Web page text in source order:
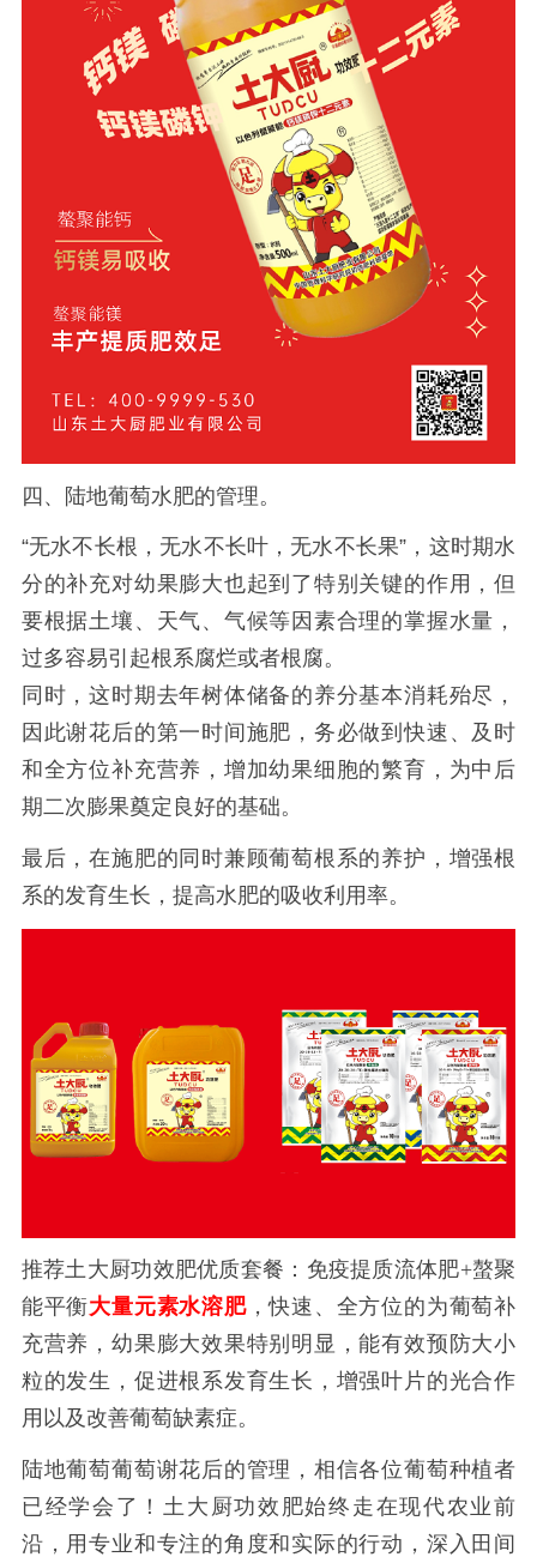
四、陆地葡萄水肥的管理。
“无水不长根，无水不长叶，无水不长果”，这时期水
分的补充对幼果膨大也起到了特别关键的作用，但
要根据土壤、天气、气候等因素合理的掌握水量，
过多容易引起根系腐烂或者根腐。
同时，这时期去年树体储备的养分基本消耗殆尽，
因此谢花后的第一时间施肥，务必做到快速、及时
和全方位补充营养，增加幼果细胞的繁育，为中后
期二次膨果奠定良好的基础。
最后，在施肥的同时兼顾葡萄根系的养护，增强根
系的发育生长，提高水肥的吸收利用率。
推荐土大厨功效肥优质套餐：免疫提质流体肥+螯聚
能平衡大量元素水溶肥，快速、全方位的为葡萄补
充营养，幼果膨大效果特别明显，能有效预防大小
粒的发生，促进根系发育生长，增强叶片的光合作
用以及改善葡萄缺素症。
陆地葡萄葡萄谢花后的管理，相信各位葡萄种植者
已经学会了！土大厨功效肥始终走在现代农业前
沿，用专业和专注的角度和实际的行动，深入田间